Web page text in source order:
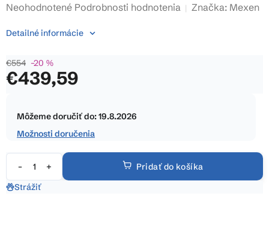
Priemerné
produktu
0,0
z
Neohodnotené Podrobnosti hodnotenia Značka: Mexen
€554 –20 %
€439,59
cena:
Môžeme doručiť do:19.8.2026
Možnosti doručenia
Pridať do košíka
Detailné informácie
Strážiť